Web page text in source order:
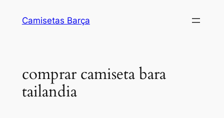
Camisetas Barça
comprar camiseta bara
tailandia